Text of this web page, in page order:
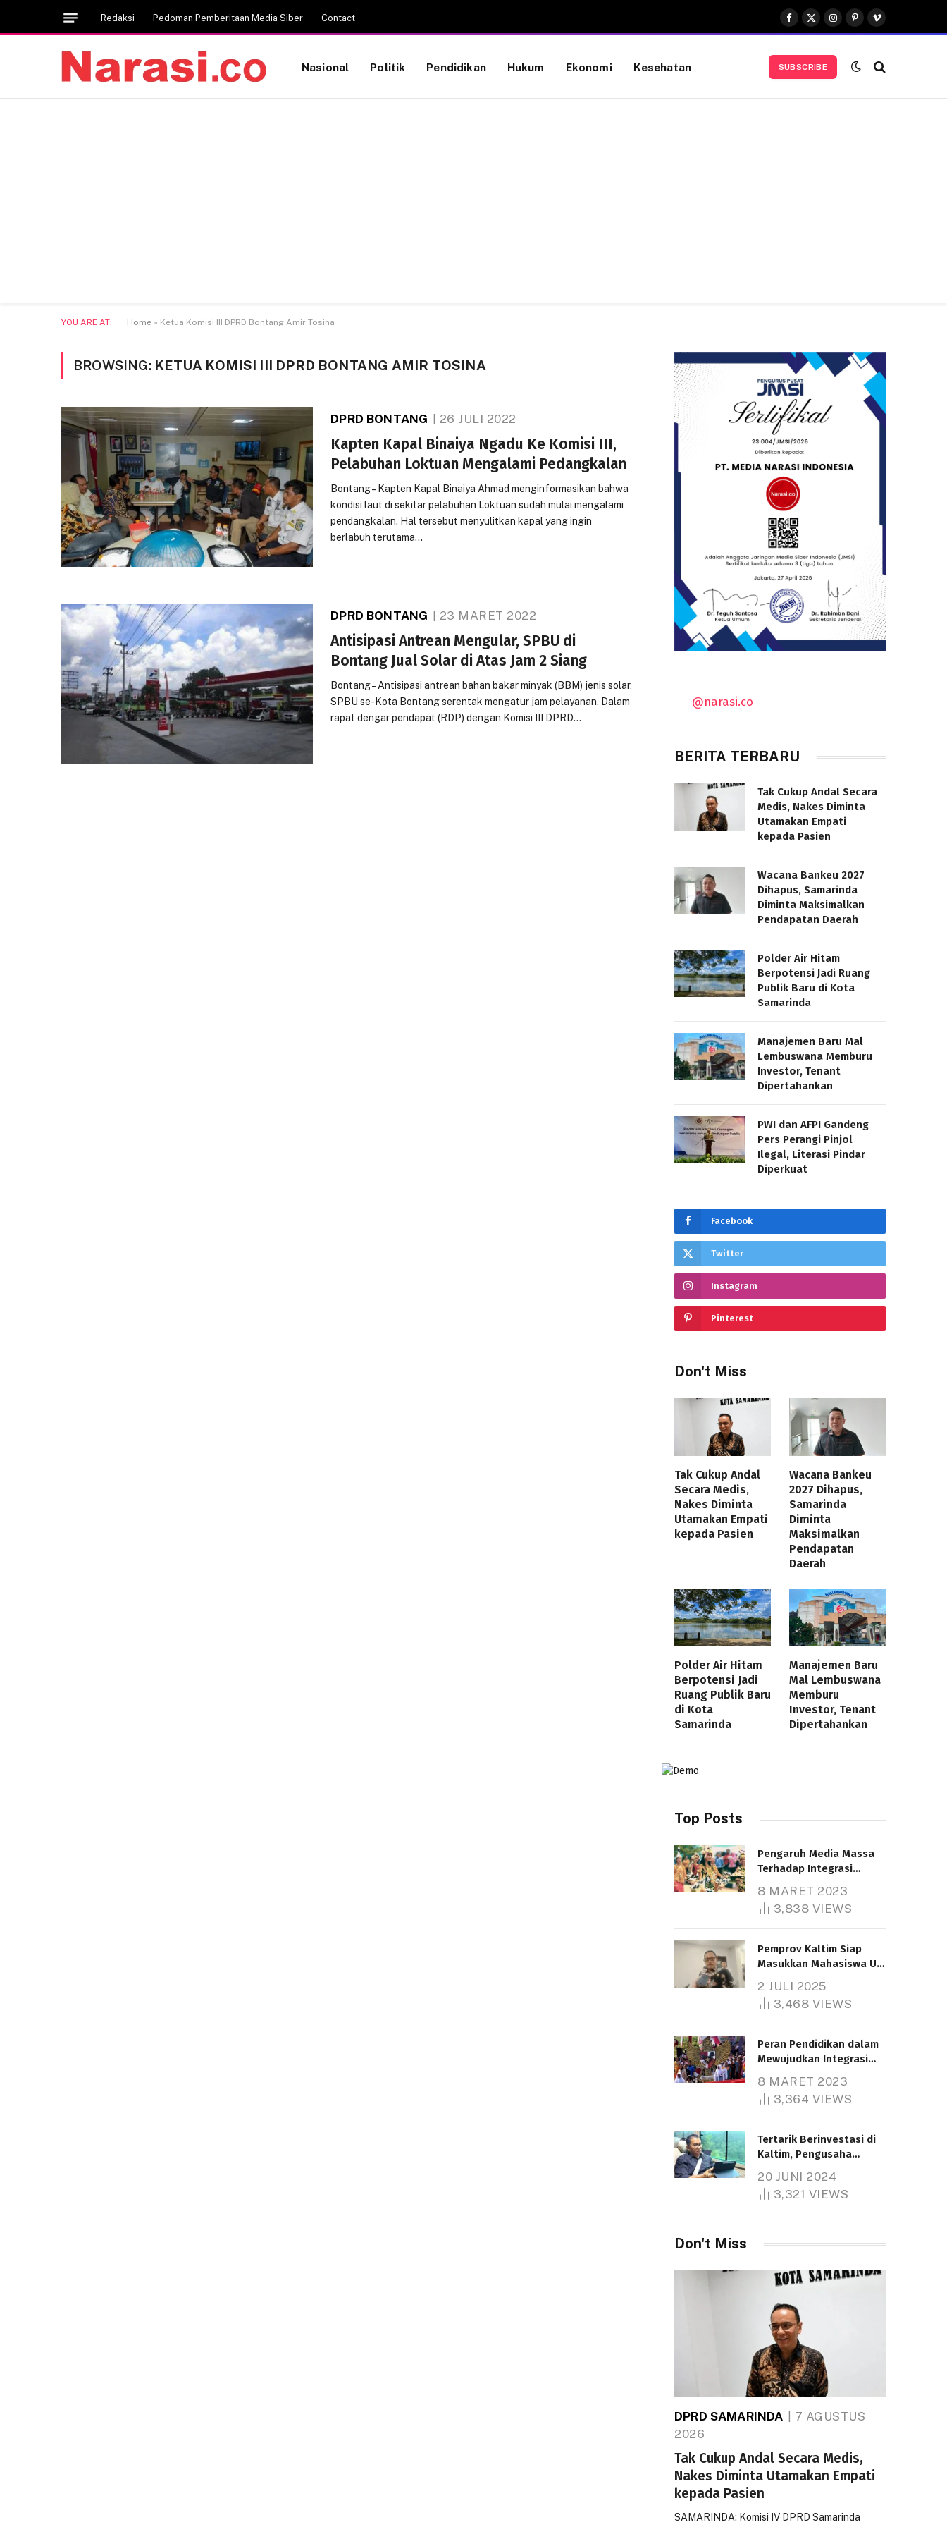
Redaksi Pedoman Pemberitaan Media Siber Contact
Facebook
X
(Twitter)
Instagram
Pinterest
Vimeo
Nasional Politik Pendidikan Hukum Ekonomi Kesehatan SUBSCRIBE
YOU ARE AT: Home » Ketua Komisi III DPRD Bontang Amir Tosina
BROWSING: KETUA KOMISI III DPRD BONTANG AMIR TOSINA
DPRD BONTANG 26 JULI 2022
Kapten Kapal Binaiya Ngadu Ke Komisi III,
Pelabuhan Loktuan Mengalami Pedangkalan
Bontang – Kapten Kapal Binaiya Ahmad menginformasikan bahwa
kondisi laut di sekitar pelabuhan Loktuan sudah mulai mengalami
pendangkalan. Hal tersebut menyulitkan kapal yang ingin
berlabuh terutama…
DPRD BONTANG 23 MARET 2022
Antisipasi Antrean Mengular, SPBU di
Bontang Jual Solar di Atas Jam 2 Siang
Bontang – Antisipasi antrean bahan bakar minyak (BBM) jenis solar,
SPBU se-Kota Bontang serentak mengatur jam pelayanan. Dalam
rapat dengar pendapat (RDP) dengan Komisi III DPRD…
@narasi.co
BERITA TERBARU
Tak Cukup Andal Secara
Medis, Nakes Diminta
Utamakan Empati
kepada Pasien
Wacana Bankeu 2027
Dihapus, Samarinda
Diminta Maksimalkan
Pendapatan Daerah
Polder Air Hitam
Berpotensi Jadi Ruang
Publik Baru di Kota
Samarinda
Manajemen Baru Mal
Lembuswana Memburu
Investor, Tenant
Dipertahankan
PWI dan AFPI Gandeng
Pers Perangi Pinjol
Ilegal, Literasi Pindar
Diperkuat
Facebook
Twitter
Instagram
Pinterest
Don't Miss
Tak Cukup Andal
Secara Medis,
Nakes Diminta
Utamakan Empati
kepada Pasien
Wacana Bankeu
2027 Dihapus,
Samarinda
Diminta
Maksimalkan
Pendapatan
Daerah
Polder Air Hitam
Berpotensi Jadi
Ruang Publik Baru
di Kota
Samarinda
Manajemen Baru
Mal Lembuswana
Memburu
Investor, Tenant
Dipertahankan
Top Posts
Pengaruh Media Massa
Terhadap Integrasi
8 MARET 2023
3,838 VIEWS
Pemprov Kaltim Siap
Masukkan Mahasiswa UT
Bantuan Pendidikan
Gratispol
2 JULI 2025
3,468 VIEWS
Peran Pendidikan dalam
Mewujudkan Integrasi
8 MARET 2023
3,364 VIEWS
Tertarik Berinvestasi di
Kaltim, Pengusaha
1.000 Hektare
20 JUNI 2024
3,321 VIEWS
Don't Miss
DPRD SAMARINDA
7 AGUSTUS
2026
Tak Cukup Andal Secara Medis,
Nakes Diminta Utamakan Empati
kepada Pasien
SAMARINDA: Komisi IV DPRD Samarinda